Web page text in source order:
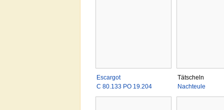
Escargot
C 80.133 PO 19.204
Tätscheln
Nachteule